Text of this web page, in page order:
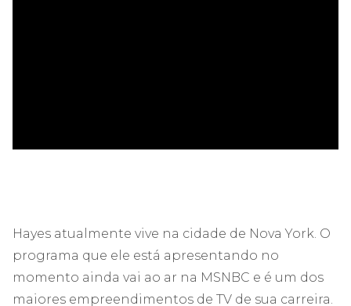
Hayes atualmente vive na cidade de Nova York. O
programa que ele está apresentando no
momento ainda vai ao ar na MSNBC e é um dos
maiores empreendimentos de TV de sua carreira.